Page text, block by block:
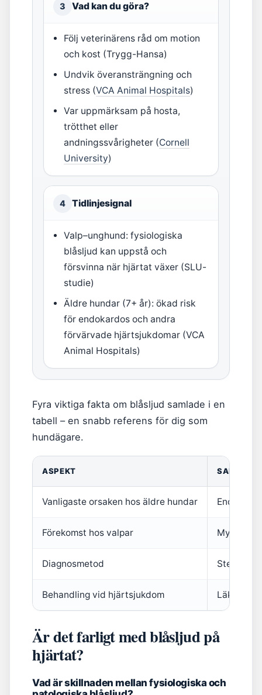
3 Vad kan du göra?
Följ veterinärens råd om motion
och kost (Trygg-Hansa)
Undvik överansträngning och
stress (VCA Animal Hospitals)
Var uppmärksam på hosta,
trötthet eller
andningssvårigheter (Cornell
University)
4 Tidlinjesignal
Valp–unghund: fysiologiska
blåsljud kan uppstå och
försvinna när hjärtat växer (SLU-
studie)
Äldre hundar (7+ år): ökad risk
för endokardos och andra
förvärvade hjärtsjukdomar (VCA
Animal Hospitals)
Fyra viktiga fakta om blåsljud samlade i en
tabell – en snabb referens för dig som
hundägare.
ASPEKT
Vanligaste orsaken hos äldre hundar
Förekomst hos valpar Mycket
Diagnosmetod
Behandling vid hjärtsjukdom
Är det farligt med blåsljud på
hjärtat?
Vad är skillnaden mellan fysiologiska och